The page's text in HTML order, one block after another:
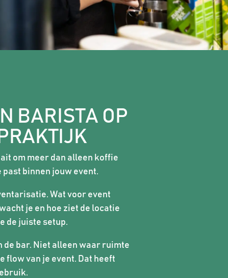
BARISTA OP
om meer dan alleen koffie
past binnen jouw event.
Wat voor event
je en hoe ziet de locatie
de juiste setup.
de bar. Niet alleen waar ruimte
flow van je event. Dat heeft